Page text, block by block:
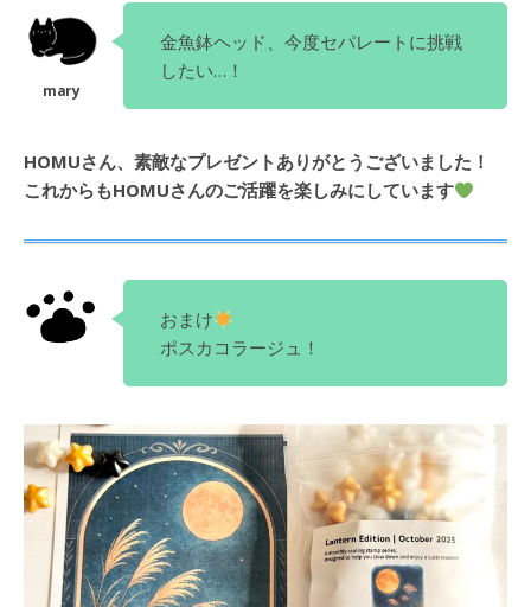
金魚鉢ヘッド、今度セパレートに挑戦
したい…！
HOMUさん、素敵なプレゼントありがとうございました！
これからもHOMUさんのご活躍を楽しみにしています
おまけ
ポスカコラージュ！